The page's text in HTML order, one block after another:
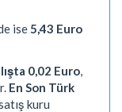
ise5,43 Euro
0,02 Euro
En Son Türk
kuru